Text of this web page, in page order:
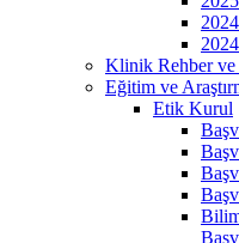
Klinik Rehber
Eğitim ve
Etik Kurul